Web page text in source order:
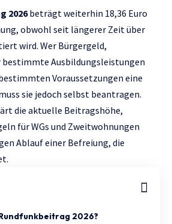
2026beträgt weiterhin 18,36 Euro
obwohl seit längerer Zeit über
wird. Wer Bürgergeld,
bestimmte Ausbildungsleistungen
Voraussetzungen eine
sie jedoch selbst beantragen.
die aktuelle Beitragshöhe,
für WGs und Zweitwohnungen
Ablauf einer Befreiung, die
2026?